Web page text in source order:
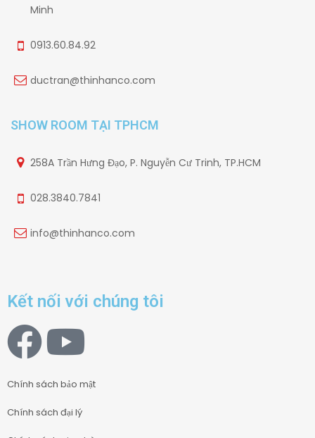
Minh
0913.60.84.92
ductran@thinhanco.com
SHOW ROOM TẠI TPHCM
258A Trần Hưng Đạo, P. Nguyễn Cư Trinh, TP.HCM
028.3840.7841
info@thinhanco.com
Kết nối với chúng tôi
Chính sách bảo mật
Chính sách đại lý